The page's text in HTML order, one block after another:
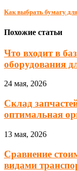
Как выбрать бумагу
Похожие статьи
Что входит в
оборудования
24 мая, 2026
Склад
оптимальная
13 мая, 2026
Сравнение
видами